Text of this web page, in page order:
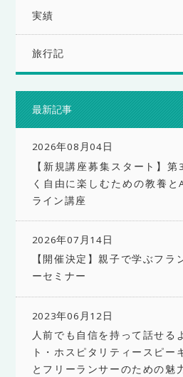
実績
旅行記
最新記事
2026年08月04日
【新規講座募集スタート】
く自由に楽しむための教養
ライン講座
2026年07月14日
【開催決定】親子で学ぶフラ
ーセミナー
2023年06月12日
人前でも自信を持って話せる
ト・ホスピタリティースピー
とフリーランサーのための魅